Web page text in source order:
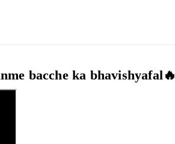
bacche ka bhavishyafal🔥